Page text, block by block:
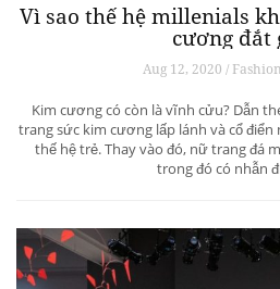
Vì sao thế hệ millenials
cương đắt
Aug 12, 2020 /
Kim cương có còn là vĩnh cửu? Dẫn
trang sức kim cương lấp lánh và cổ
thế hệ trẻ. Thay vào đó, nữ trang đá
trong đó có nhẫn